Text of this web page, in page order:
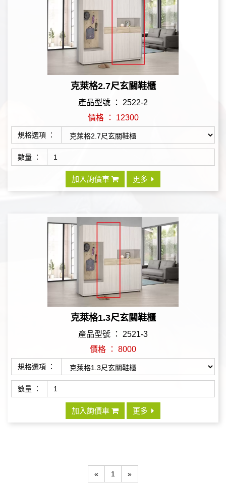
克萊格2.7尺玄關鞋櫃
產品型號 ： 2522-2
價格 ： 12300
規格選項 ：
數量 ：
加入詢價車 更多
克萊格1.3尺玄關鞋櫃
產品型號 ： 2521-3
價格 ： 8000
規格選項 ：
數量 ：
加入詢價車 更多
« 1 »